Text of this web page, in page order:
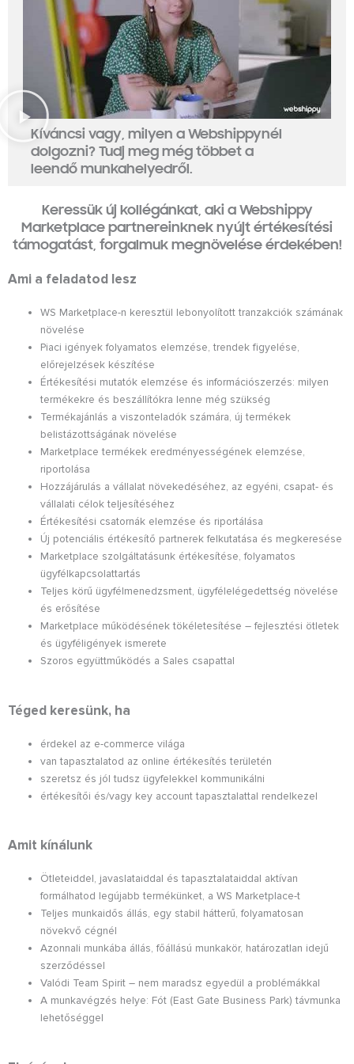
Kíváncsi vagy, milyen a Webshippynél
dolgozni? Tudj meg még többet a
leendő munkahelyedről.
Keressük új kollégánkat, aki a Webshippy
Marketplace partnereinknek nyújt értékesítési
támogatást, forgalmuk megnövelése érdekében!
Ami a feladatod lesz
WS Marketplace-n keresztül lebonyolított tranzakciók számának
növelése
Piaci igények folyamatos elemzése, trendek figyelése,
előrejelzések készítése
Értékesítési mutatók elemzése és információszerzés: milyen
termékekre és beszállítókra lenne még szükség
Termékajánlás a viszonteladók számára, új termékek
belistázottságának növelése
Marketplace termékek eredményességének elemzése,
riportolása
Hozzájárulás a vállalat növekedéséhez, az egyéni, csapat- és
vállalati célok teljesítéséhez
Értékesítési csatornák elemzése és riportálása
Új potenciális értékesítő partnerek felkutatása és megkeresése
Marketplace szolgáltatásunk értékesítése, folyamatos
ügyfélkapcsolattartás
Teljes körű ügyfélmenedzsment, ügyfélelégedettség növelése
és erősítése
Marketplace működésének tökéletesítése – fejlesztési ötletek
és ügyféligények ismerete
Szoros együttműködés a Sales csapattal
Téged keresünk, ha
érdekel az e-commerce világa
van tapasztalatod az online értékesítés területén
szeretsz és jól tudsz ügyfelekkel kommunikálni
értékesítői és/vagy key account tapasztalattal rendelkezel
Amit kínálunk
Ötleteiddel, javaslataiddal és tapasztalataiddal aktívan
formálhatod legújabb termékünket, a WS Marketplace-t
Teljes munkaidős állás, egy stabil hátterű, folyamatosan
növekvő cégnél
Azonnali munkába állás, főállású munkakör, határozatlan idejű
szerződéssel
Valódi Team Spirit – nem maradsz egyedül a problémákkal
A munkavégzés helye: Fót (East Gate Business Park) távmunka
lehetőséggel